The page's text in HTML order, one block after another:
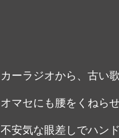
カーラジオから、古い
オマセにも腰をくねら
不安気な眼差しでハン